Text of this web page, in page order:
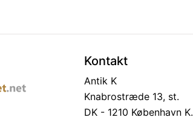
Kontakt
Antik K
Knabrostræde 13, st.
DK - 1210 København K.